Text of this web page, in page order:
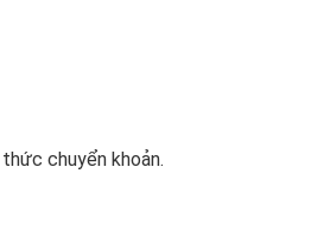
chuyển khoản.